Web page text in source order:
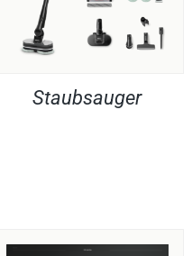
Staubsauger